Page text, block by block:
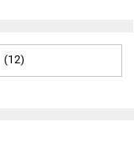
(12)